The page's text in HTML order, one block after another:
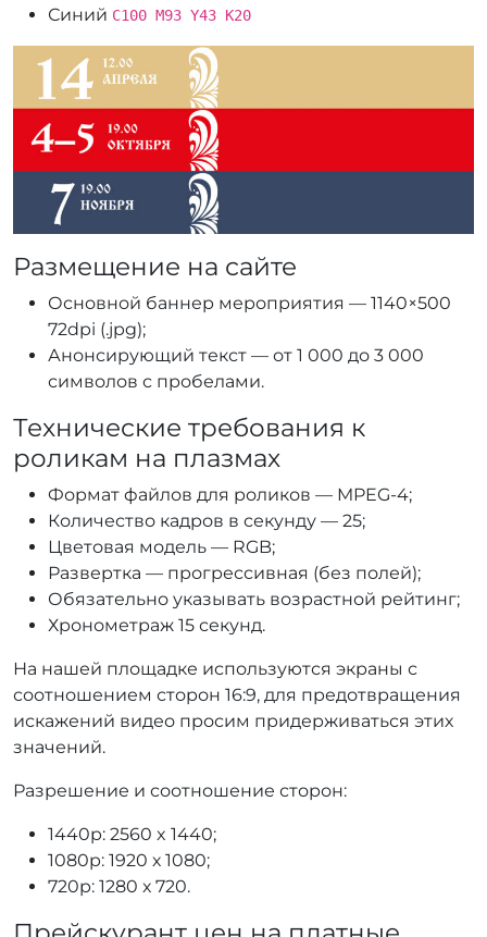
Синий C100 M93 Y43 K20
Размещение на сайте
Основной баннер мероприятия — 1140×500
72dpi (.jpg);
Анонсирующий текст — от 1 000 до 3 000
символов с пробелами.
Технические требования к
роликам на плазмах
Формат файлов для роликов — MPEG-4;
Количество кадров в секунду — 25;
Цветовая модель — RGB;
Развертка — прогрессивная (без полей);
Обязательно указывать возрастной рейтинг;
Хронометраж 15 секунд.
На нашей площадке используются экраны с
соотношением сторон 16:9, для предотвращения
искажений видео просим придерживаться этих
значений.
Разрешение и соотношение сторон:
1440p: 2560 x 1440;
1080p: 1920 х 1080;
720p: 1280 х 720.